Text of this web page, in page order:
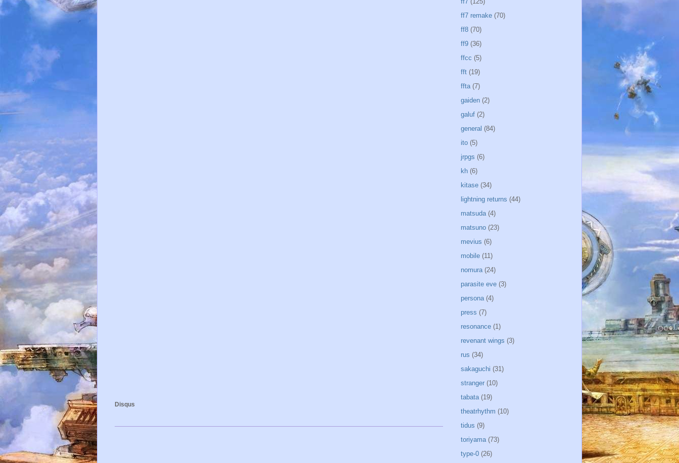
Disqus
ff7 remake (70)
ff8 (70)
ff9 (36)
ffcc (5)
fft (19)
ffta (7)
gaiden (2)
galuf (2)
general (84)
ito (5)
jrpgs (6)
kh (6)
kitase (34)
lightning returns (44)
matsuda (4)
matsuno (23)
mevius (6)
mobile (11)
nomura (24)
parasite eve (3)
persona (4)
press (7)
resonance (1)
revenant wings (3)
rus (34)
sakaguchi (31)
stranger (10)
tabata (19)
theatrhythm (10)
tidus (9)
toriyama (73)
type-0 (26)